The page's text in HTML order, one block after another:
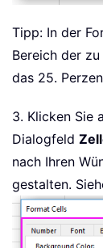
Tipp: In der
Bereich der
das 25.
3. Klicken Sie
Dialogfeld
nach Ihren
gestalten.